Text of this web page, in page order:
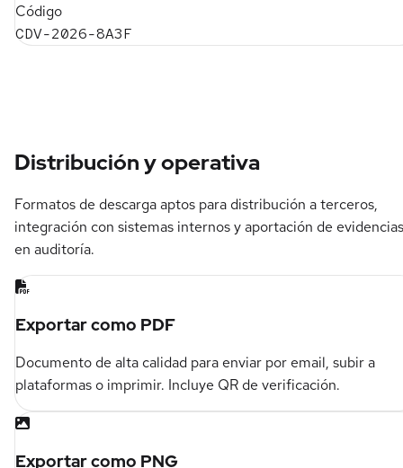
Código
CDV-2026-8A3F
Distribución y operativa
Formatos de descarga aptos para distribución a terceros,
integración con sistemas internos y aportación de evidencias
en auditoría.
Exportar como PDF
Documento de alta calidad para enviar por email, subir a
plataformas o imprimir. Incluye QR de verificación.
Exportar como PNG